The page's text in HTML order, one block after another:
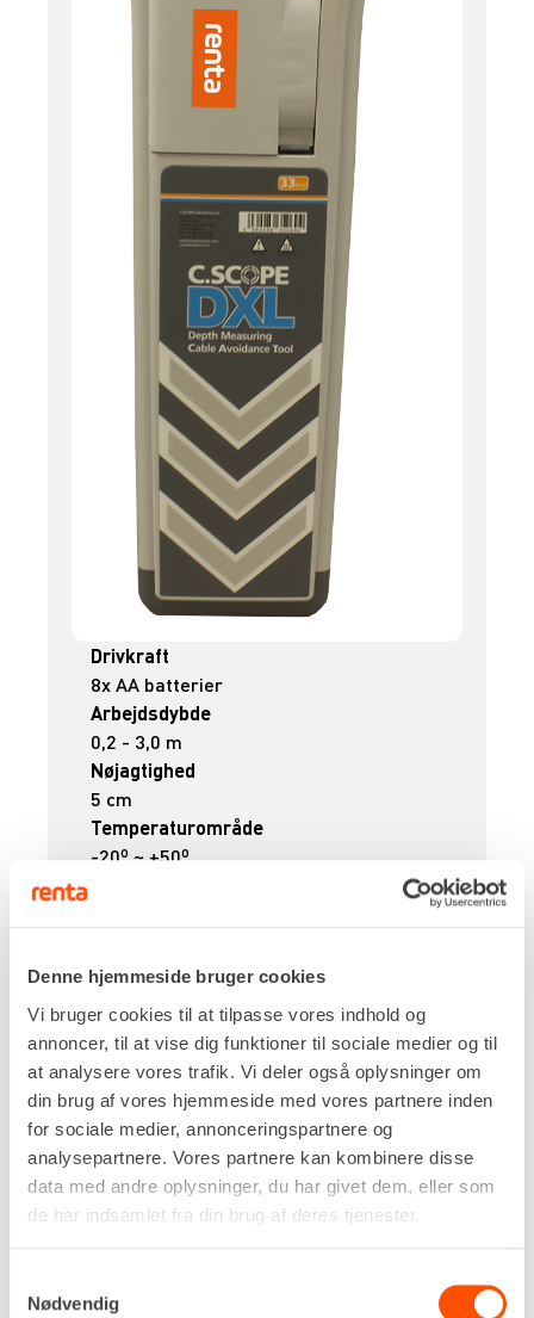
Denne hjemmeside bruger cookies
Vi bruger cookies til at tilpasse vores indhold og
annoncer, til at vise dig funktioner til sociale medier og til
at analysere vores trafik. Vi deler også oplysninger om
din brug af vores hjemmeside med vores partnere inden
for sociale medier, annonceringspartnere og
analysepartnere. Vores partnere kan kombinere disse
data med andre oplysninger, du har givet dem, eller som
de har indsamlet fra din brug af deres tjenester.
Nødvendig
Drivkraft
8x AA batterier
Arbejdsdybde
0,2 - 3,0 m
Nøjagtighed
5 cm
Temperaturområde
-20º ~ +50º
Ekskl. moms
Renta udlejer kun til erhverv. Gyldigt CVR-
nummer er påkrævet.
LEJ NU Flere informationer